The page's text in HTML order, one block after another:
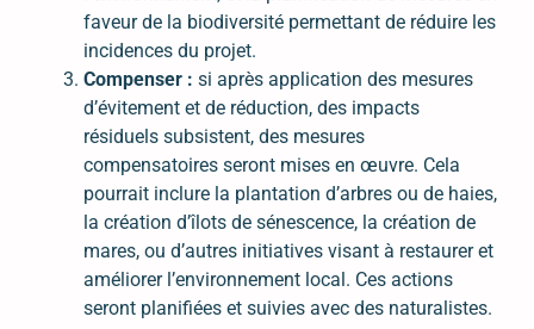
faveur de la biodiversité permettant de réduire les
incidences du projet.
Compenser : si après application des mesures
d’évitement et de réduction, des impacts
résiduels subsistent, des mesures
compensatoires seront mises en œuvre. Cela
pourrait inclure la plantation d’arbres ou de haies,
la création d’îlots de sénescence, la création de
mares, ou d’autres initiatives visant à restaurer et
améliorer l’environnement local. Ces actions
seront planifiées et suivies avec des naturalistes.